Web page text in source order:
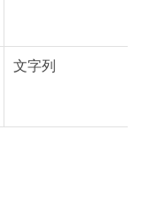
文字列